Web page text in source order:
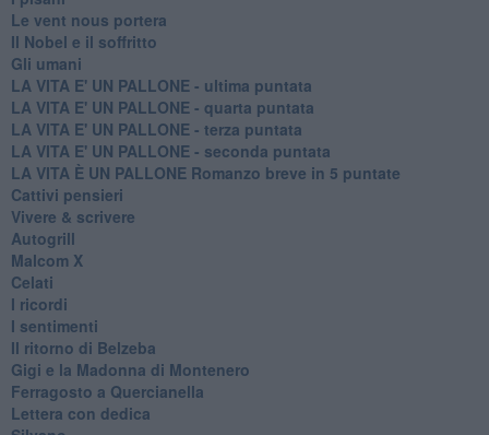
Le vent nous portera
Il Nobel e il soffritto
Gli umani
LA VITA E' UN PALLONE - ultima puntata
LA VITA E' UN PALLONE - quarta puntata
LA VITA E' UN PALLONE - terza puntata
LA VITA E' UN PALLONE - seconda puntata
LA VITA È UN PALLONE Romanzo breve in 5 puntate
Cattivi pensieri
Vivere & scrivere
Autogrill
Malcom X
Celati
I ricordi
I sentimenti
Il ritorno di Belzeba
Gigi e la Madonna di Montenero
Ferragosto a Quercianella
Lettera con dedica